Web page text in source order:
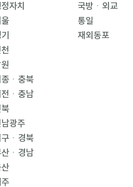
자치
ㆍ충북
전ㆍ충남
광주
구ㆍ경북
산ㆍ경남
국방ㆍ외교
통일
재외동포